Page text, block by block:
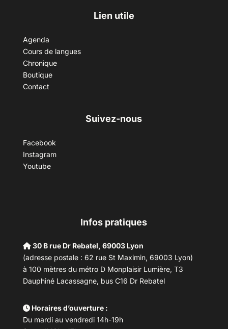
Lien utile
Agenda
Cours de langues
Chronique
Boutique
Contact
Suivez-nous
Facebook
Instagram
Youtube
Infos pratiques
30 B rue Dr Rebatel, 69003 Lyon
(adresse postale : 62 rue St Maximin, 69003 Lyon)
à 100 mètres du métro D Monplaisir Lumière, T3
Dauphiné Lacassagne, bus C16 Dr Rebatel
Horaires d’ouverture :
Du mardi au vendredi 14h-19h